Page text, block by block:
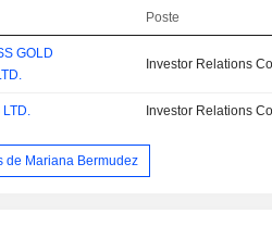
Poste
GOLD
Investor Relations
Investor Relations
de Mariana Bermudez